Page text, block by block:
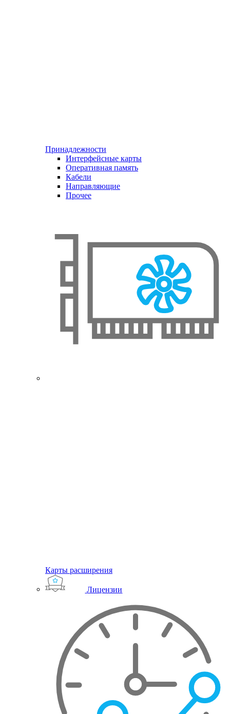
Принадлежности
Интерфейсные карты
Оперативная память
Кабели
Направляющие
Прочее
Карты расширения
Лицензии